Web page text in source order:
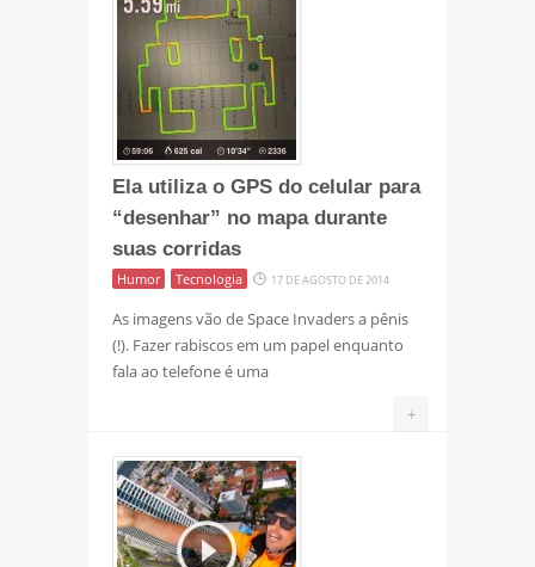
Ela utiliza o GPS do celular para
“desenhar” no mapa durante
suas corridas
Humor Tecnologia 17 DE AGOSTO DE 2014
As imagens vão de Space Invaders a pênis
(!). Fazer rabiscos em um papel enquanto
fala ao telefone é uma
+